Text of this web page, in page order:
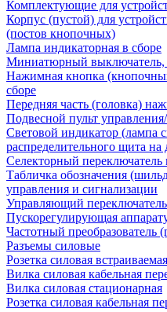
Комплектующие для
Корпус (пустой) для
(постов кнопочных)
Лампа индикаторная в сборе
Миниатюрный выключатель,
Нажимная кнопка
сборе
Передняя часть (головка)
Подвесной пульт
Световой индикатор (лампа
распределительного щита на
Селекторный переключатель
Табличка обозначения
управления и сигнализации
Управляющий
Пускорегулирующая
Частотный преобразователь
Разъемы силовые
Розетка силовая встраиваемая
Вилка силовая кабельная
Вилка силовая стационарная
Розетка силовая кабельная